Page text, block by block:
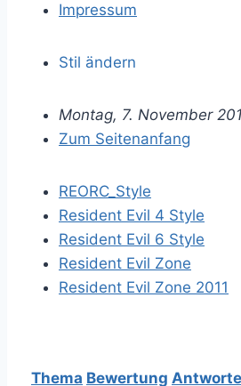
Impressum
Stil ändern
Montag, 7. November
Zum Seitenanfang
REORC_Style
Resident Evil 4 Style
Resident Evil 6 Style
Resident Evil Zone
Resident Evil Zone 2011
Thema Bewertung